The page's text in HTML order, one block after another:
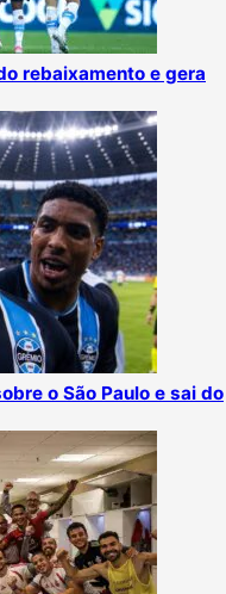
rebaixamento e gera
o São Paulo e sai do